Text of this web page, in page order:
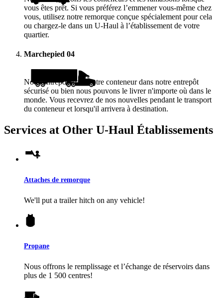
vous êtes prêt. Si vous préférez l’emmener vous-même chez
vous, utilisez notre remorque conçue spécialement pour cela
ou chargez-le dans un U-Haul à l’établissement de votre
quartier.
Marchepied 04
Nous entreposerons votre conteneur dans notre entrepôt
sécurisé ou bien nous pouvons le livrer n'importe où dans le
monde. Vous recevrez de nos nouvelles pendant le transport
du conteneur et lorsqu'il arrivera à destination.
Services at Other U-Haul Établissements
Attaches de remorque
We'll put a trailer hitch on any vehicle!
Propane
Nous offrons le remplissage et l’échange de réservoirs dans
plus de 1 500 centres!